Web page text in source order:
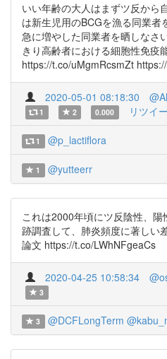
いい年齢の大人はまずツ反から
は新生児用のBCGを漁る同業者
急に増やした同業者を晒しなさ
きり高齢者における細胞性免疫
https://t.co/uMgmRcsmZt
2020-05-01 08:18:30
1 2 0.000 リツイ
1 @p_lactiflora
1 @yutteerr
これは2000年頃にツ反陰性、
跡調査して、肺炎頻度に著しい
論文 https://t.co/LWhNFgeaCs
2020-04-25 10:58:34
3
3 @DCFLongTerm